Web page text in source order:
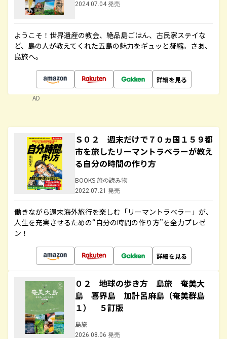
2024.07.04 発売
ようこそ！世界遺産の教会、絶品島ごはん、古民家ステイな
ど、島の人が教えてくれた五島の魅力をギュッと凝縮。さあ、
島旅へ。
詳細を見る
AD
Ｓ０２ 週末だけで７０ヵ国１５９都
市を旅したリーマントラベラーが教え
る自分の時間の作り方
BOOKS 旅の読み物
2022.07.21 発売
働きながら週末海外旅行を楽しむ「リーマントラベラー」が、
人生を充実させるための“自分の時間の作り方”を全力プレゼ
ン！
詳細を見る
０２ 地球の歩き方 島旅 奄美大
島 喜界島 加計呂麻島（奄美群島
１） ５訂版
島旅
2026.08.06 発売